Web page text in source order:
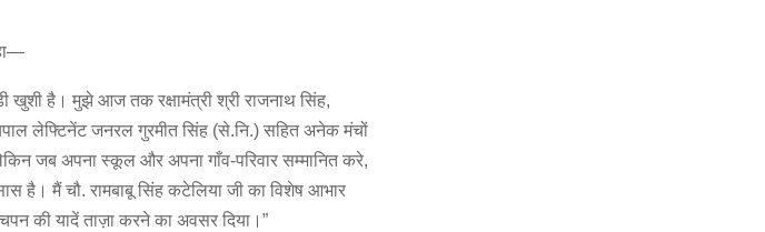
खुशी है। मुझे आज तक रक्षामंत्री श्री राजनाथ सिंह,
लेफ्टिनेंट जनरल गुरमीत सिंह (से.नि.) सहित अनेक मंचों
जब अपना स्कूल और अपना गाँव-परिवार सम्मानित करे,
है। मैं चौ. रामबाबू सिंह कटेलिया जी का विशेष आभार
की यादें ताज़ा करने का अवसर दिया।”